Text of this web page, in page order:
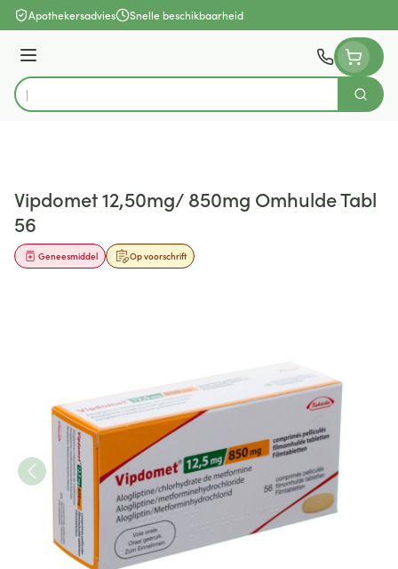
Ga naar de inhoud
Apothekersadvies Snelle beschikbaarheid
Menu
Product, merk, categorie...
Zoek
Vipdomet 12,50mg/ 850mg Omhulde Tabl
56
Op voorschrift
Geneesmiddel